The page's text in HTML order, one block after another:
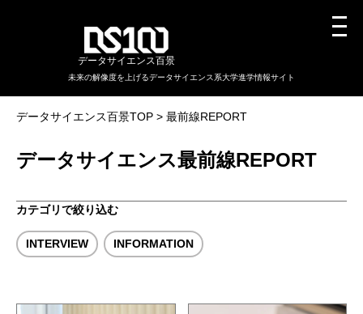
未来の解像度を上げるデータサイエンス系大学進学情報サイト
データサイエンス百景
データサイエンス百景TOP 最前線REPORT
データサイエンス最前線REPORT
カテゴリで絞り込む
INTERVIEW INFORMATION